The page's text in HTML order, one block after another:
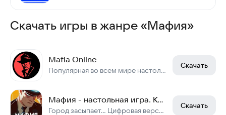
Скачать игры в жанре «Мафия»
Mafia Online
Популярная во всем мире настольная игра Мафия, но только онлайн.
Скачать
Мафия - настольная игра. Карты для компаний
Город засыпает... Цифровая версия настольной игры. Игра для компаний.
Скачать